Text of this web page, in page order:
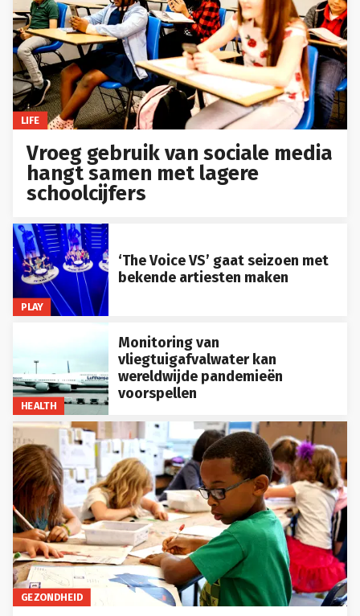
LIFE
Vroeg gebruik van sociale media
hangt samen met lagere
schoolcijfers
PLAY
‘The Voice VS’ gaat seizoen met
bekende artiesten maken
HEALTH
Monitoring van
vliegtuigafvalwater kan
wereldwijde pandemieën
voorspellen
GEZONDHEID